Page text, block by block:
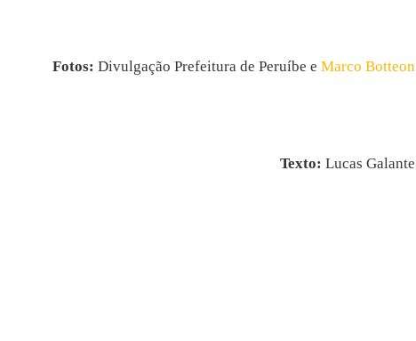
Fotos: Divulgação Prefeitura de Peruíbe e Marco Botteon
Texto: Lucas Galante